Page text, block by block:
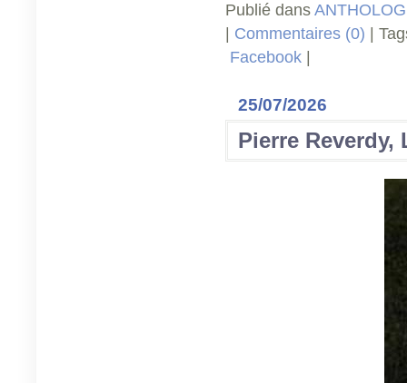
Publié dans
Commentaires (0) |
Facebook
25/07/2026
Pierre Reverdy,